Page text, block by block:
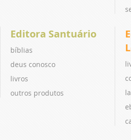
Editora Santuário
bíblias
deus conosco
livros
outros produtos